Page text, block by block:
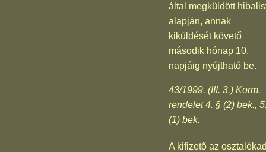
által megküldött
alapján, annak
kiküldését követő
második hónap 10.
napjáig nyújtható be.
43/1999. (III. 3.) Korm.
rendelet 4. § (2) bek.,
(1) bek.
A kifizető az